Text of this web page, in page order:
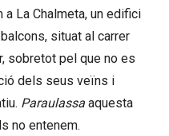
La Chalmeta, un edifici
situat al carrer
sobretot pel que no es
dels seus veïns i
Paraulassa aquesta
no entenem.